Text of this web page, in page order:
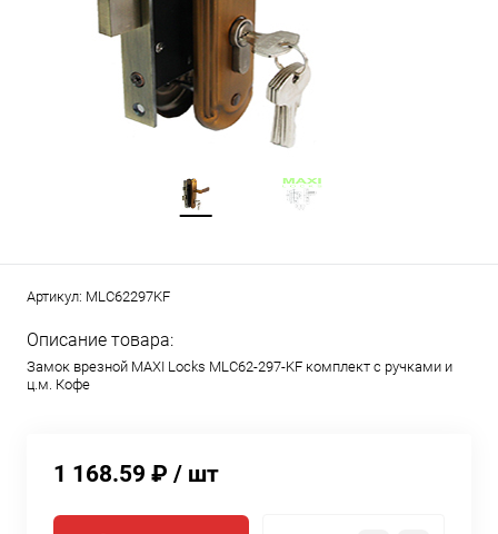
Артикул: MLC62297KF
Описание товара:
Замок врезной MAXI Locks MLC62-297-KF комплект с ручками и
ц.м. Кофе
1 168.59 ₽ / шт